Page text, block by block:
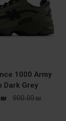
1000 Army
Dark Grey
900.00₪
₪